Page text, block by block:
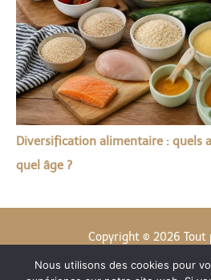
Diversification alimentaire : quels
quel âge ?
Copyright © 2026
Contact
Nous utilisons des cookies pour